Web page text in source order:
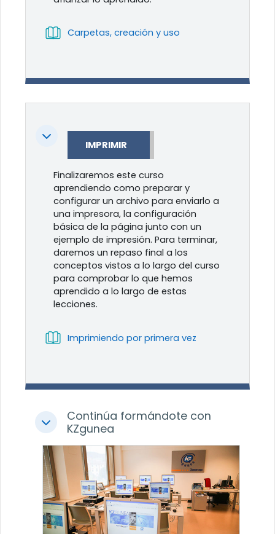
Carpetas, creación y uso
Colapsar IMPRIMIR
Finalizaremos este curso
aprendiendo como preparar y
configurar un archivo para enviarlo a
una impresora, la configuración
básica de la página junto con un
ejemplo de impresión. Para terminar,
daremos un repaso final a los
conceptos vistos a lo largo del curso
para comprobar lo que hemos
aprendido a lo largo de estas
lecciones.
Imprimiendo por primera vez
Colapsar
Continúa formándote con
KZgunea